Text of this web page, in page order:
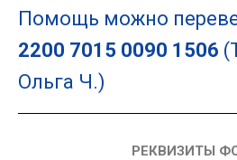
Помощь можно
2200 7015 0090 1506
Ольга Ч.)
РЕКВИЗИТЫ